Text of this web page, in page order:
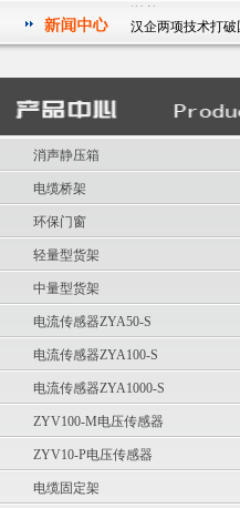
汉企两项技术打
祝贺我公司被湖
信息化和工业化
华中科技大学电
信息化和工业化融
消声静压箱
电缆桥架
环保门窗
轻量型货架
中量型货架
电流传感器ZYA50-S
电流传感器ZYA100-S
电流传感器ZYA1000-S
ZYV100-M电压传感器
ZYV10-P电压传感器
电缆固定架